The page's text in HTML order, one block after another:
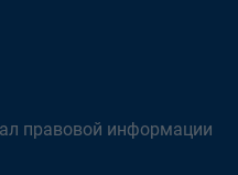
правовой информации